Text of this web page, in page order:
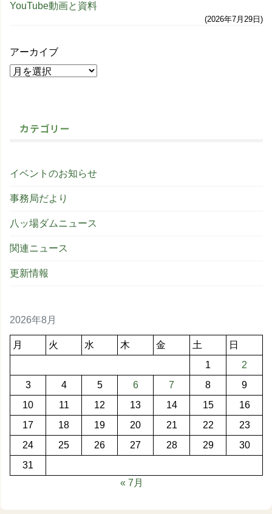
YouTube動画と資料
2026年7月29日
アーカイブ
カテゴリー
イベントのお知らせ
事務局だより
八ッ場ダムニュース
関連ニュース
更新情報
2026年8月
月 火 水 木 金 土
日
1
2
3
4 5 6 7 8
9
10
11 12 13 14 15
16
17
18 19 20 21 22
23
24
25 26 27 28 29
30
31
« 7月